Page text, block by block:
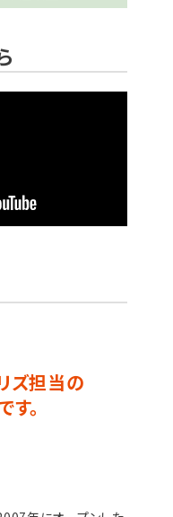
ズ担当の
す。